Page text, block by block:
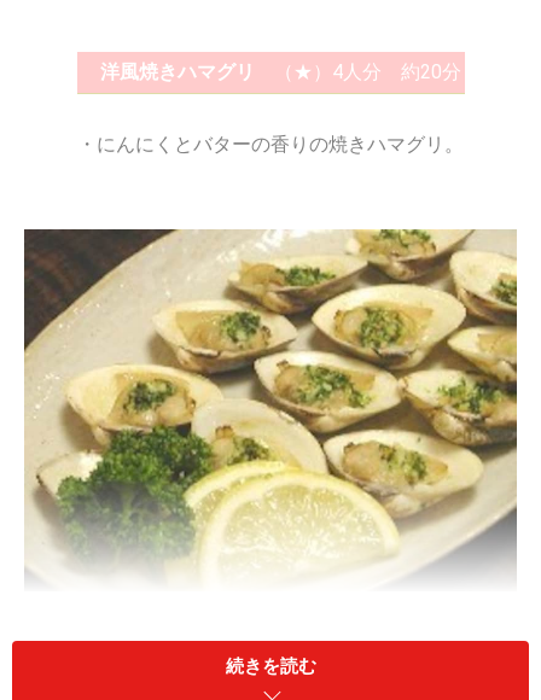
洋風焼きハマグリ （★）4人分 約20分
・にんにくとバターの香りの焼きハマグリ。
材 料
続きを読む